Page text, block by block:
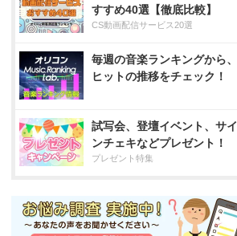
すすめ40選【徹底比較】
CS動画配信サービス20選
毎週の音楽ランキングから、
ヒットの推移をチェック！
試写会、登壇イベント、サイ
ンチェキなどプレゼント！
プレゼント特集